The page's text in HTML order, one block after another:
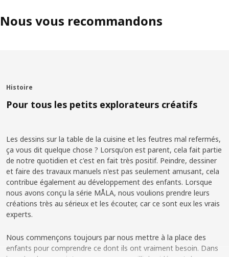
Nous vous recommandons
Histoire
Pour tous les petits explorateurs créatifs
Les dessins sur la table de la cuisine et les feutres mal refermés,
ça vous dit quelque chose ? Lorsqu'on est parent, cela fait partie
de notre quotidien et c'est en fait très positif. Peindre, dessiner
et faire des travaux manuels n'est pas seulement amusant, cela
contribue également au développement des enfants. Lorsque
nous avons conçu la série MÅLA, nous voulions prendre leurs
créations très au sérieux et les écouter, car ce sont eux les vrais
experts.
Nous commençons toujours par nous mettre à la place des
enfants pour comprendre ce dont ils ont vraiment besoin. Dans